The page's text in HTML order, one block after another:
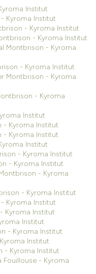
Institut
Kyroma Institut
- Kyroma Institut
- Kyroma Institut
Montbrison - Kyroma
- Kyroma Institut
Montbrison - Kyroma
- Kyroma
Institut
- Kyroma Institut
- Kyroma Institut
Institut
- Kyroma Institut
- Kyroma Institut
- Kyroma
- Kyroma Institut
Kyroma Institut
Kyroma Institut
Institut
- Kyroma Institut
Institut
- Kyroma Institut
Fouillouse - Kyroma